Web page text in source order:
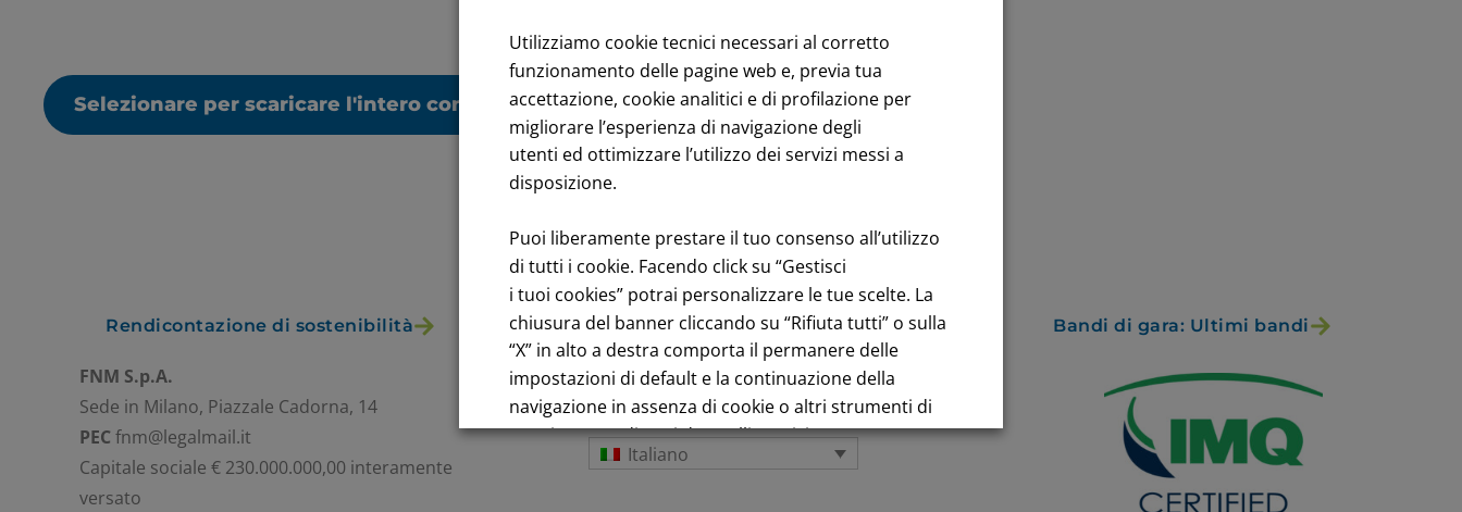
Selezionare per scaricare l'intero contenuto
Rendicontazione di sostenibilità Andamento titolo: Il titolo in Borsa Bandi di gara: Ultimi bandi
FNM S.p.A.
Sede in Milano, Piazzale Cadorna, 14
PECfnm@legalmail.it
Capitale sociale € 230.000.000,00 interamente
versato
Italiano
Utilizziamo cookie tecnici necessari al corretto
funzionamento delle pagine web e, previa tua
accettazione, cookie analitici e di profilazione per
migliorare l’esperienza di navigazione degli
utenti ed ottimizzare l’utilizzo dei servizi messi a
disposizione.
Puoi liberamente prestare il tuo consenso all’utilizzo
di tutti i cookie. Facendo click su “Gestisci
i tuoi cookies” potrai personalizzare le tue scelte. La
chiusura del banner cliccando su “Rifiuta tutti” o sulla
“X” in alto a destra comporta il permanere delle
impostazioni di default e la continuazione della
navigazione in assenza di cookie o altri strumenti di
tracciamento diversi da quelli tecnici.